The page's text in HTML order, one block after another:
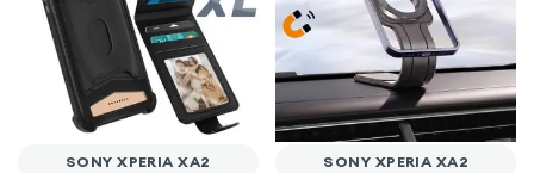
SONY XPERIA XA2 SONY XPERIA XA2